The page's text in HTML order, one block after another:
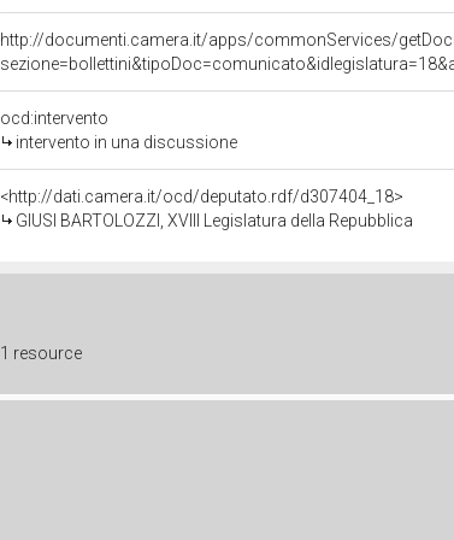
http://documenti.camera.it/apps/commonServices/
ocd:intervento
intervento in una discussione
<http://dati.camera.it/ocd/deputato.rdf/d307404_18>
GIUSI BARTOLOZZI, XVIII Legislatura della Repubblica
1 resource